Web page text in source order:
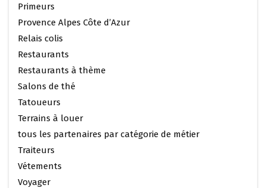
Primeurs
Provence Alpes Côte d’Azur
Relais colis
Restaurants
Restaurants à thème
Salons de thé
Tatoueurs
Terrains à louer
tous les partenaires par catégorie de métier
Traiteurs
Vétements
Voyager